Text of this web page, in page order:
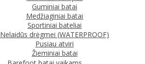
Guminiai batai
Medžiaginiai batai
Sportiniai bateliai
Nelaidūs drėgmei (WATERPROOF)
Pusiau atviri
Žieminiai batai